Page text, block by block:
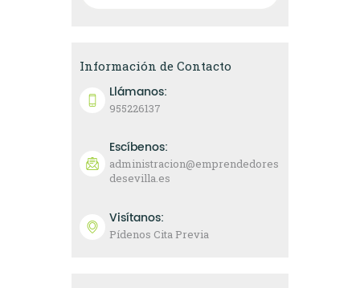
Información de Contacto
Llámanos:
955226137
Escíbenos:
administracion@emprendedores
desevilla.es
Visítanos:
Pídenos Cita Previa